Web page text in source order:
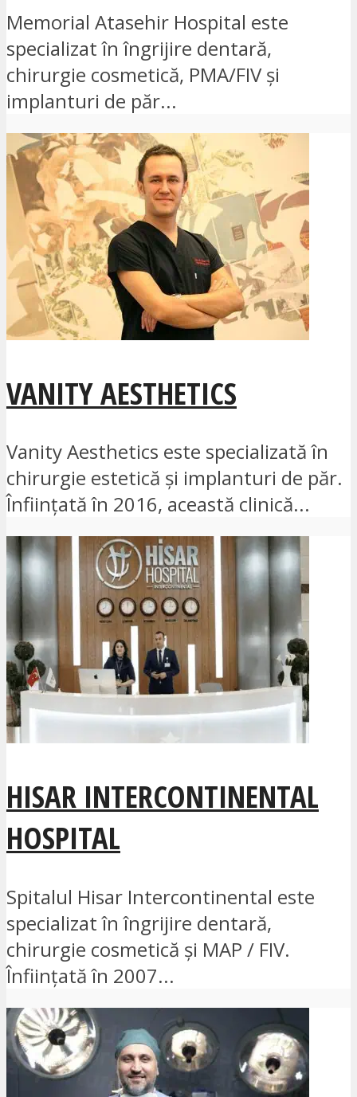
Memorial Atasehir Hospital este
specializat în îngrijire dentară,
chirurgie cosmetică, PMA/FIV și
implanturi de păr...
VANITY AESTHETICS
Vanity Aesthetics este specializată în
chirurgie estetică și implanturi de păr.
Înființată în 2016, această clinică...
HISAR INTERCONTINENTAL
HOSPITAL
Spitalul Hisar Intercontinental este
specializat în îngrijire dentară,
chirurgie cosmetică și MAP / FIV.
Înființată în 2007...